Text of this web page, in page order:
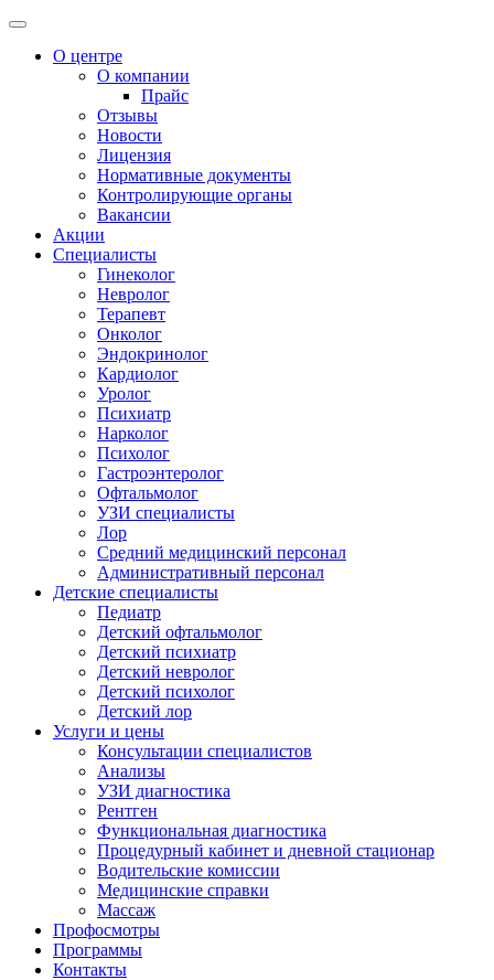
О центре
О компании
Прайс
Отзывы
Новости
Лицензия
Нормативные документы
Контролирующие органы
Вакансии
Акции
Специалисты
Гинеколог
Невролог
Терапевт
Онколог
Эндокринолог
Кардиолог
Уролог
Психиатр
Нарколог
Психолог
Гастроэнтеролог
Офтальмолог
УЗИ специалисты
Лор
Средний медицинский персонал
Административный персонал
Детские специалисты
Педиатр
Детский офтальмолог
Детский психиатр
Детский невролог
Детский психолог
Детский лор
Услуги и цены
Консультации специалистов
Анализы
УЗИ диагностика
Рентген
Функциональная диагностика
Процедурный кабинет и дневной стационар
Водительские комиссии
Медицинские справки
Массаж
Профосмотры
Программы
Контакты